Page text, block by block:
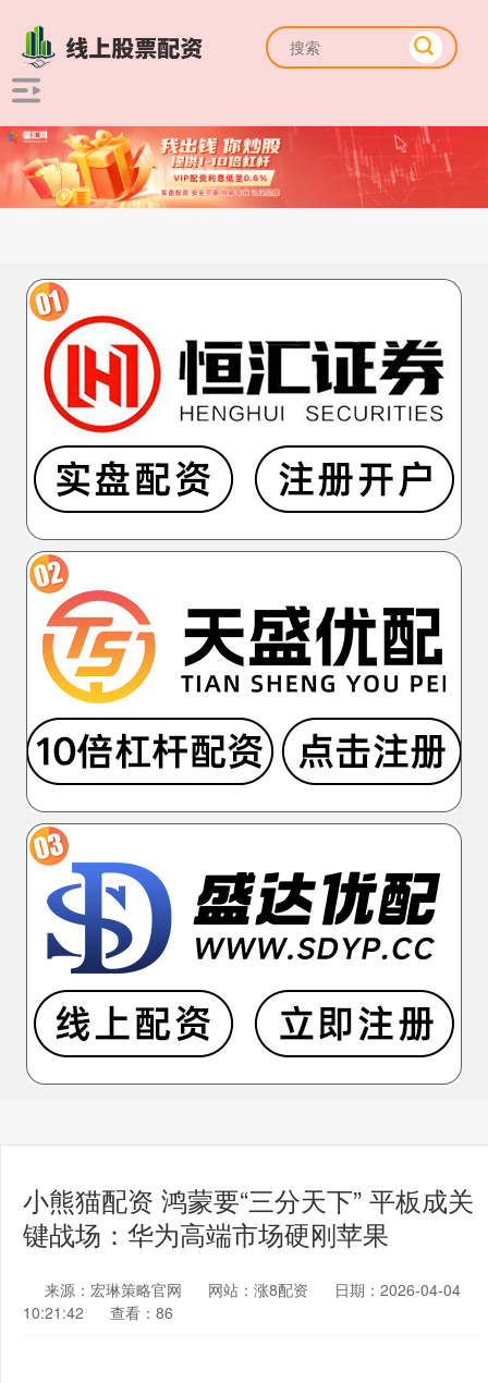
小熊猫配资 鸿蒙要“三分天下” 平板成关
键战场：华为高端市场硬刚苹果
来源：宏琳策略官网 网站：涨8配资
日期：2026-04-04
10:21:42
查看：86